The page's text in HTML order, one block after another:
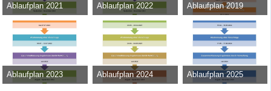
Ablaufplan 2021
Admin-22. Juni 2020
Ablaufplan 2022
Admin-8. Juni 2021
31.130
Ablaufplan 2019
Admin-23. April 2018
37.888
Ablaufplan 2023
Admin-17. Juni 2022
Ablaufplan 2024
Admin-15. März 2023
Ablaufplan 2025
Admin-13. März 2024